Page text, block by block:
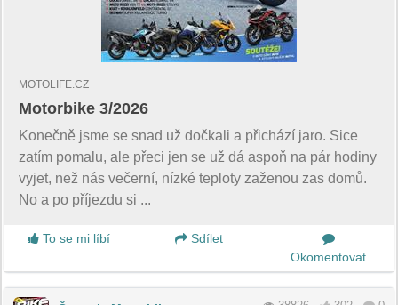
MOTOLIFE.CZ
Motorbike 3/2026
Konečně jsme se snad už dočkali a přichází jaro. Sice
zatím pomalu, ale přeci jen se už dá aspoň na pár hodiny
vyjet, než nás večerní, nízké teploty zaženou zas domů.
No a po příjezdu si ...
To se mi líbí
Sdílet
Okomentovat